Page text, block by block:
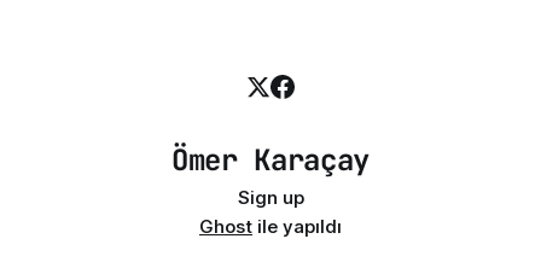
Ömer Karaçay
Sign up
Ghost ile yapıldı